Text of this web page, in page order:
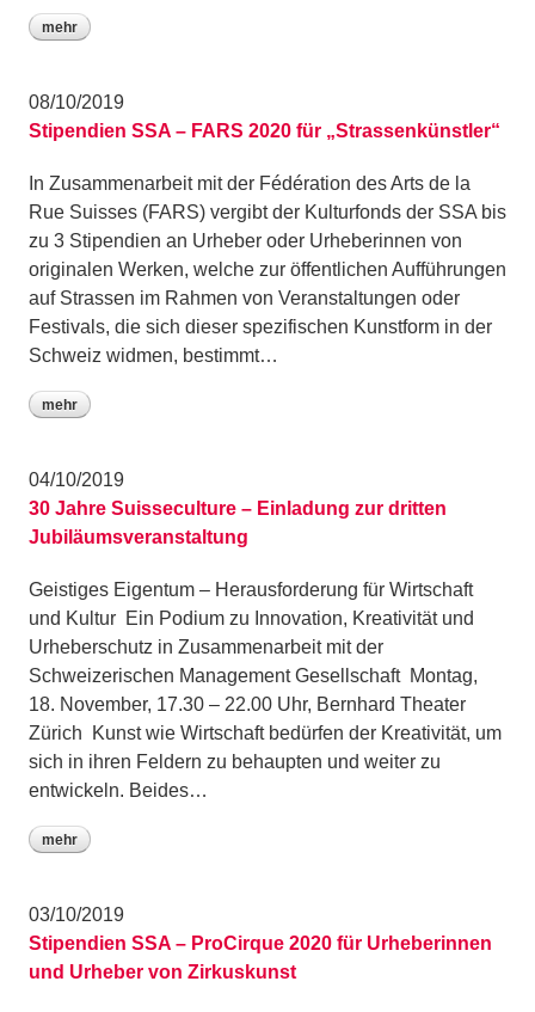
mehr
08/10/2019
Stipendien SSA – FARS 2020 für „Strassenkünstler“
In Zusammenarbeit mit der Fédération des Arts de la
Rue Suisses (FARS) vergibt der Kulturfonds der SSA bis
zu 3 Stipendien an Urheber oder Urheberinnen von
originalen Werken, welche zur öffentlichen Aufführungen
auf Strassen im Rahmen von Veranstaltungen oder
Festivals, die sich dieser spezifischen Kunstform in der
Schweiz widmen, bestimmt…
mehr
04/10/2019
30 Jahre Suisseculture – Einladung zur dritten
Jubiläumsveranstaltung
Geistiges Eigentum – Herausforderung für Wirtschaft
und Kultur Ein Podium zu Innovation, Kreativität und
Urheberschutz in Zusammenarbeit mit der
Schweizerischen Management Gesellschaft Montag,
18. November, 17.30 – 22.00 Uhr, Bernhard Theater
Zürich Kunst wie Wirtschaft bedürfen der Kreativität, um
sich in ihren Feldern zu behaupten und weiter zu
entwickeln. Beides…
mehr
03/10/2019
Stipendien SSA – ProCirque 2020 für Urheberinnen
und Urheber von Zirkuskunst